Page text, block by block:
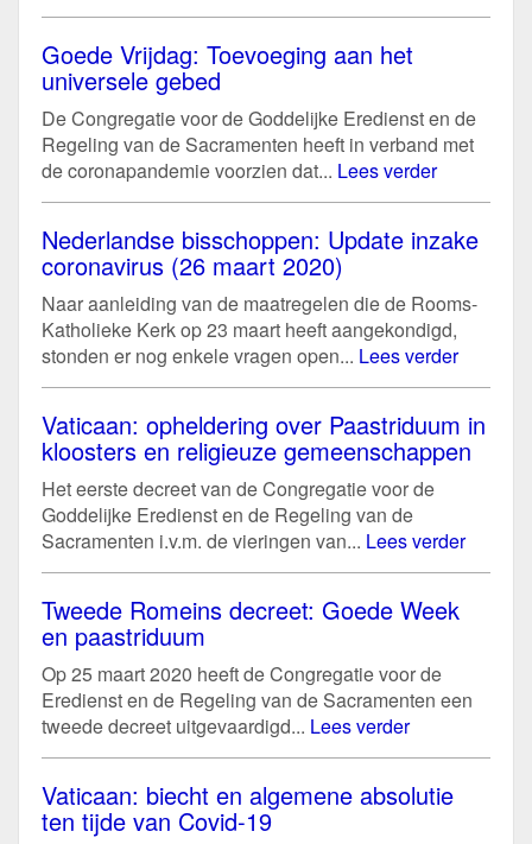
Goede Vrijdag: Toevoeging aan het
universele gebed
De Congregatie voor de Goddelijke Eredienst en de
Regeling van de Sacramenten heeft in verband met
de coronapandemie voorzien dat... Lees verder
Nederlandse bisschoppen: Update inzake
coronavirus (26 maart 2020)
Naar aanleiding van de maatregelen die de Rooms-
Katholieke Kerk op 23 maart heeft aangekondigd,
stonden er nog enkele vragen open... Lees verder
Vaticaan: opheldering over Paastriduum in
kloosters en religieuze gemeenschappen
Het eerste decreet van de Congregatie voor de
Goddelijke Eredienst en de Regeling van de
Sacramenten i.v.m. de vieringen van... Lees verder
Tweede Romeins decreet: Goede Week
en paastriduum
Op 25 maart 2020 heeft de Congregatie voor de
Eredienst en de Regeling van de Sacramenten een
tweede decreet uitgevaardigd... Lees verder
Vaticaan: biecht en algemene absolutie
ten tijde van Covid-19